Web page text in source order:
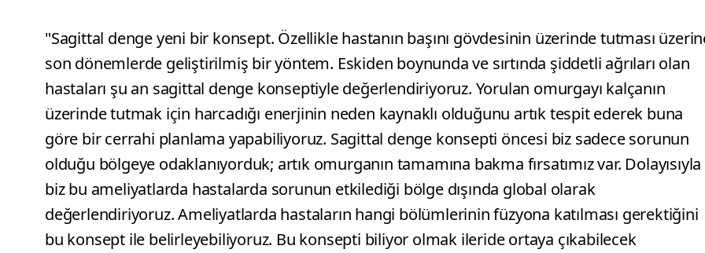
"Sagittal denge yeni bir konsept. Özellikle hastanın başını gövdesinin üzerinde tutması
son dönemlerde geliştirilmiş bir yöntem. Eskiden boynunda ve sırtında şiddetli ağrıları olan
hastaları şu an sagittal denge konseptiyle değerlendiriyoruz. Yorulan omurgayı kalçanın
üzerinde tutmak için harcadığı enerjinin neden kaynaklı olduğunu artık tespit ederek buna
göre bir cerrahi planlama yapabiliyoruz. Sagittal denge konsepti öncesi biz sadece sorunun
olduğu bölgeye odaklanıyorduk; artık omurganın tamamına bakma fırsatımız var. Dolayısıyla
biz bu ameliyatlarda hastalarda sorunun etkilediği bölge dışında global olarak
değerlendiriyoruz. Ameliyatlarda hastaların hangi bölümlerinin füzyona katılması gerektiğini
bu konsept ile belirleyebiliyoruz. Bu konsepti biliyor olmak ileride ortaya çıkabilecek